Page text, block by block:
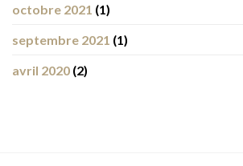
octobre 2021 (1)
septembre 2021 (1)
avril 2020 (2)